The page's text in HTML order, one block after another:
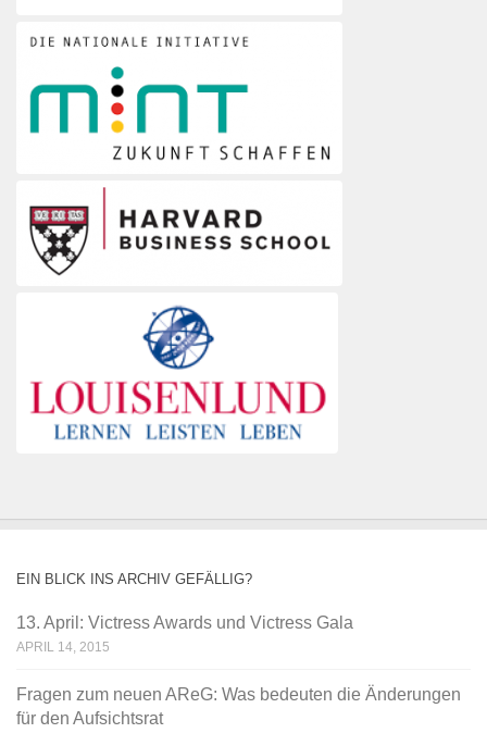
EIN BLICK INS ARCHIV GEFÄLLIG?
13. April: Victress Awards und Victress Gala
APRIL 14, 2015
Fragen zum neuen AReG: Was bedeuten die Änderungen
für den Aufsichtsrat